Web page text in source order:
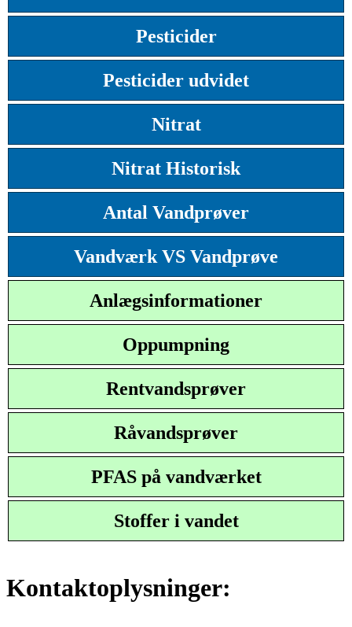
Pesticider
Pesticider udvidet
Nitrat
Nitrat Historisk
Antal Vandprøver
Vandværk VS Vandprøve
Anlægsinformationer
Oppumpning
Rentvandsprøver
Råvandsprøver
PFAS på vandværket
Stoffer i vandet
Kontaktoplysninger: